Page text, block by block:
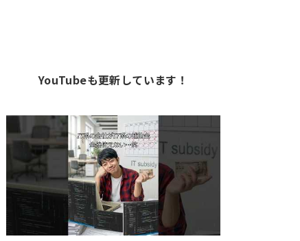
YouTubeも更新しています！